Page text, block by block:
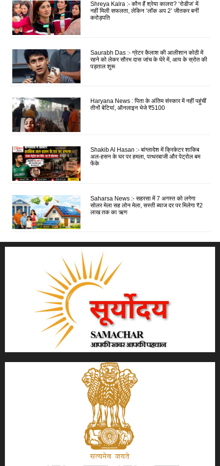
Shreya Kalra :- कौन हैं श्रेया कालरा? ‘रोडीज’ में
नहीं मिली सफलता, लेकिन ‘लॉक अप 2’ जीतकर बनीं
करोड़पति
Saurabh Das :- ग्रेटर कैलाश की आलीशान कोठी में
रहने को लेकर सौरभ दास जांच के घेरे में, आय के स्रोत की
पड़ताल शुरू
Haryana News : पिता के अंतिम संस्कार में नहीं पहुंचीं
तीनों बेटियां, ऑनलाइन भेजे ₹5100
Shakib Al Hasan :- बांग्लादेश में क्रिकेटर शाकिब
अल-हसन के घर पर हमला, पत्थरबाजी और पेट्रोल बम
फेंके
Saharsa News :- सहरसा में 7 अगस्त को लगेगा
सोलर मेला सह लोन मेला, सस्ती ब्याज दर पर मिलेगा ₹2
लाख तक का ऋण